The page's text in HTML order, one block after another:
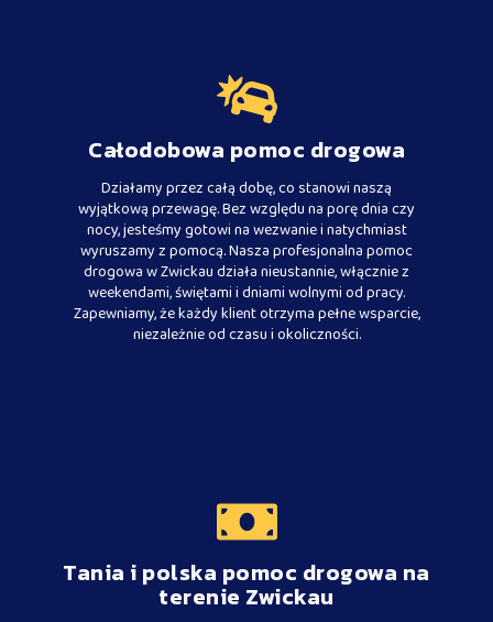
Całodobowa pomoc drogowa
Działamy przez całą dobę, co stanowi naszą
wyjątkową przewagę. Bez względu na porę dnia czy
nocy, jesteśmy gotowi na wezwanie i natychmiast
wyruszamy z pomocą. Nasza profesjonalna pomoc
drogowa w Zwickau działa nieustannie, włącznie z
weekendami, świętami i dniami wolnymi od pracy.
Zapewniamy, że każdy klient otrzyma pełne wsparcie,
niezależnie od czasu i okoliczności.
Tania i polska pomoc drogowa na
terenie Zwickau